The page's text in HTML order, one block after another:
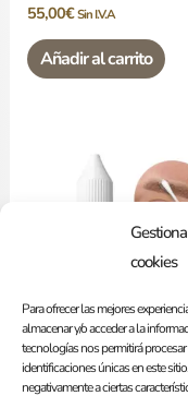
cookies
Para ofrecer las mejores
almacenar y/o acceder a la
tecnologías nos permitirá
identificaciones únicas en este
negativamente a ciertas
55,00€ Sin I.V.A
Añadir al carrito
The Pigment Shield